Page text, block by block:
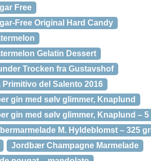
Free
Free Original Hard Candy
Gelatin Dessert
Trocken fra Gustavshof
del Salento 2016
gin med sølv glimmer, Knaplund
gin med sølv glimmer, Knaplund – 5
M. Hyldeblomst – 325
Jordbær Champagne Marmelade